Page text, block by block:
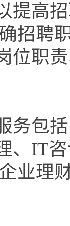
提高
招聘
位职
务包
、IT
业理